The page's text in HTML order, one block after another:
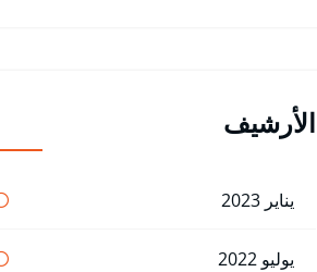
الأرشيف
يناير 2023
يوليو 2022